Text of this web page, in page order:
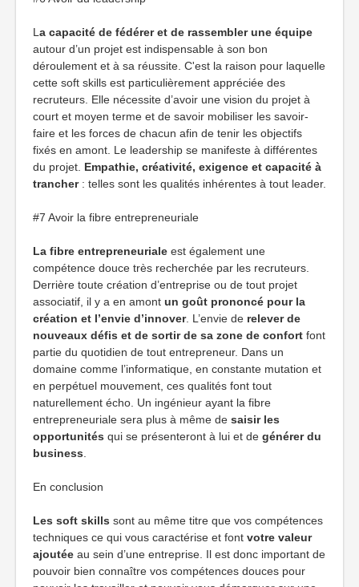
L a capacité de fédérer et de rassembler une équipe
autour d’un projet est indispensable à son bon
déroulement et à sa réussite. C'est la raison pour laquelle
cette soft skills est particulièrement appréciée des
recruteurs. Elle nécessite d’avoir une vision du projet à
court et moyen terme et de savoir mobiliser les savoir-
faire et les forces de chacun afin de tenir les objectifs
fixés en amont. Le leadership se manifeste à différentes
du projet. Empathie, créativité, exigence et capacité à
trancher: telles sont les qualités inhérentes à tout leader.
#7 Avoir la fibre entrepreneuriale
La fibre entrepreneuriale est également une
compétence douce très recherchée par les recruteurs.
Derrière toute création d’entreprise ou de tout projet
associatif, il y a en amont un goût prononcé pour la
création et l’envie d’innover. L’envie de relever de
nouveaux défis et de sortir de sa zone de confort font
partie du quotidien de tout entrepreneur. Dans un
domaine comme l’informatique, en constante mutation et
en perpétuel mouvement, ces qualités font tout
naturellement écho. Un ingénieur ayant la fibre
entrepreneuriale sera plus à même de saisir les
opportunités qui se présenteront à lui et de générer du
business
En conclusion
Les soft skills sont au même titre que vos compétences
techniques ce qui vous caractérise et font votre valeur
ajoutée au sein d’une entreprise. Il est donc important de
pouvoir bien connaître vos compétences douces pour